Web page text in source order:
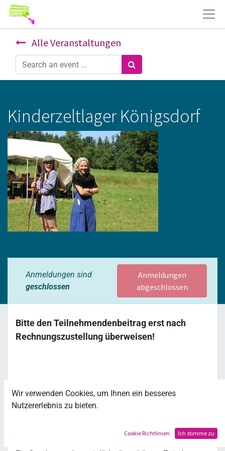
Alle Veranstaltungen
Kinderzeltlager Königsdorf
Anmeldungen sind
geschlossen
Anmeldungen
abgeschlossen
Bitte den Teilnehmendenbeitragerst nach
Rechnungszustellung überweisen!
------------------------------------------------------------------------------------------------
--------------------------------------------
Wir verwenden Cookies, um Ihnen ein besseres
Nutzererlebnis zu bieten.
Cookie Richtlinien Ich stimme zu